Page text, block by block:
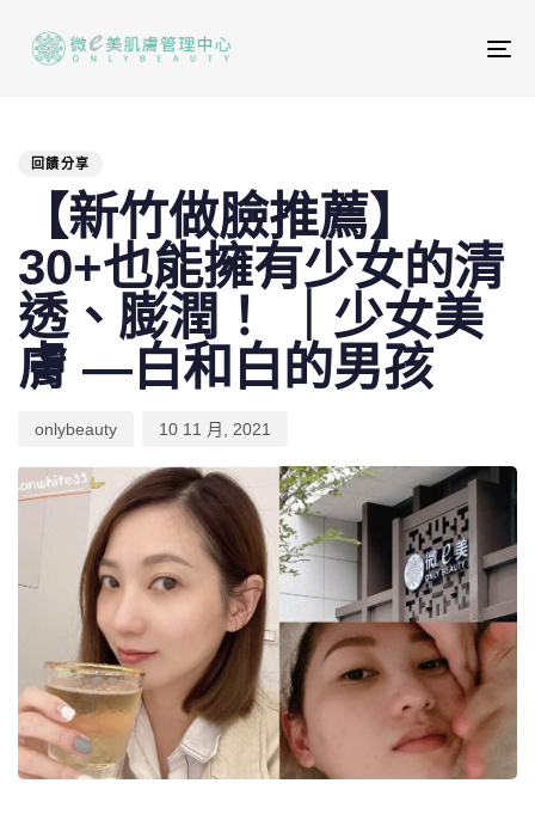
回饋分享
【新竹做臉推薦】
30+也能擁有少女的清
透、膨潤！ ｜少女美
膚 —白和白的男孩
onlybeauty 10 11 月, 2021